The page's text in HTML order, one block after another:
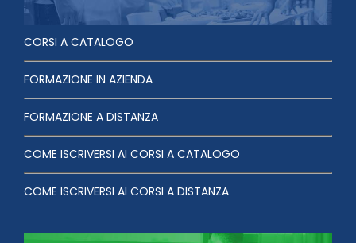
CORSI A CATALOGO
FORMAZIONE IN AZIENDA
FORMAZIONE A DISTANZA
COME ISCRIVERSI AI CORSI A CATALOGO
COME ISCRIVERSI AI CORSI A DISTANZA